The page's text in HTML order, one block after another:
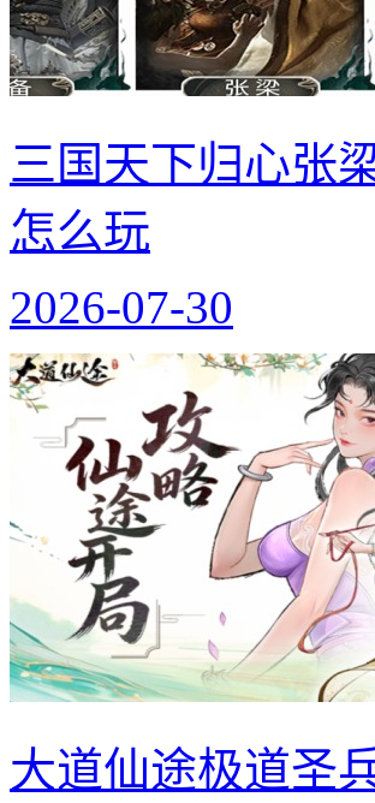
三国天下归心张
怎么玩
2026-07-30
大道仙途极道圣